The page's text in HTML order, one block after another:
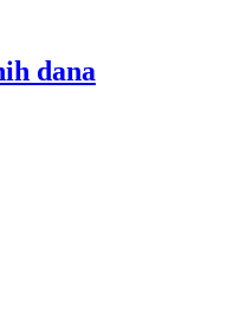
dana